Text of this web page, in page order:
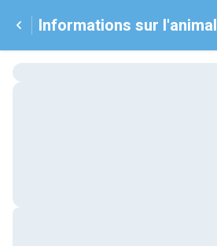
Informations sur l'animal